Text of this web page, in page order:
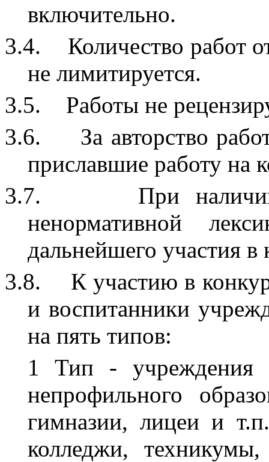
включительно.
3.4.
Количество работ
не лимитируется.
3.5.
Работы не
3.6.
За авторство
приславшие работу на
3.7.
При
ненормативной
дальнейшего участия в
3.8.
К участию в
и воспитанники
на пять типов:
1 Тип - учреждения
непрофильного
гимназии, лицеи и
колледжи,